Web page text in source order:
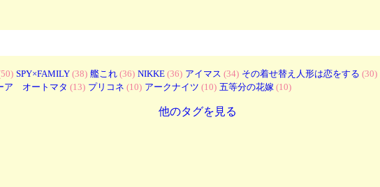
SPY×FAMILY (38) 艦これ (36) NIKKE (36) アイマス (34) その着せ替え人形は恋をする (30)
ア オートマタ (13) プリコネ (10) アークナイツ (10) 五等分の花嫁 (10)
他のタグを見る